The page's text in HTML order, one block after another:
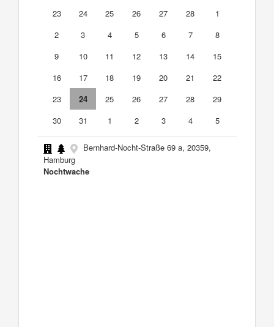
23
24 25 26 27 28
1
2
3 4 5 6 7
8
9
10 11 12 13 14
15
16
17 18 19 20 21
22
23
24 25 26 27 28
29
30
31 1 2 3 4 5
Bernhard-Nocht-Straße 69 a, 20359,
Hamburg
Nochtwache